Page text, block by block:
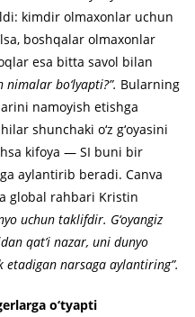
kimdir olmaxonlar uchun
boshqalar olmaxonlar
esa bitta savol bilan
bo‘lyapti?”. Bularning
namoyish etishga
shunchaki o‘z g‘oyasini
kifoya — SI buni bir
aylantirib beradi. Canva
global rahbari Kristin
uchun taklifdir. G‘oyangiz
qat’i nazar, uni dunyo
etadigan narsaga aylantiring”.
o‘tyapti